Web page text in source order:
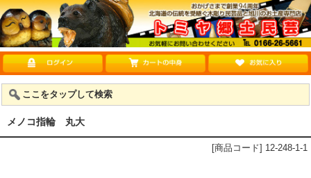
ここをタップして検索
メノコ指輪 丸大
[商品コード] 12-248-1-1